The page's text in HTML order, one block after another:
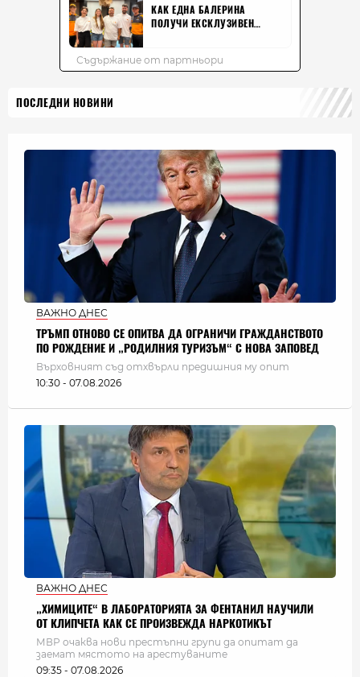
ПОСЛЕДНИ НОВИНИ
ВАЖНО ДНЕС
ТРЪМП ОТНОВО СЕ ОПИТВА ДА ОГРАНИЧИ ГРАЖДАНСТВОТО
ПО РОЖДЕНИЕ И „РОДИЛНИЯ ТУРИЗЪМ“ С НОВА ЗАПОВЕД
Върховният съд отхвърли предишния му опит
10:30 - 07.08.2026
ВАЖНО ДНЕС
„ХИМИЦИТЕ“ В ЛАБОРАТОРИЯТА ЗА ФЕНТАНИЛ НАУЧИЛИ
ОТ КЛИПЧЕТА КАК СЕ ПРОИЗВЕЖДА НАРКОТИКЪТ
МВР очаква нови престъпни групи да опитат да
заемат мястото на арестуваните
09:35 - 07.08.2026